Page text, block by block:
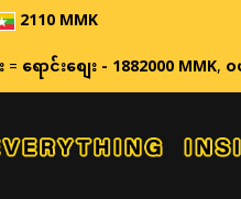
2110 MMK ဈ
=ရောင်းစျေး - 1882000 MMK,